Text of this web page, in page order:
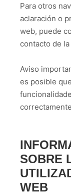
Para otros
aclaración o
web, puede
contacto de
Aviso
es posible
SOBRE
WEB